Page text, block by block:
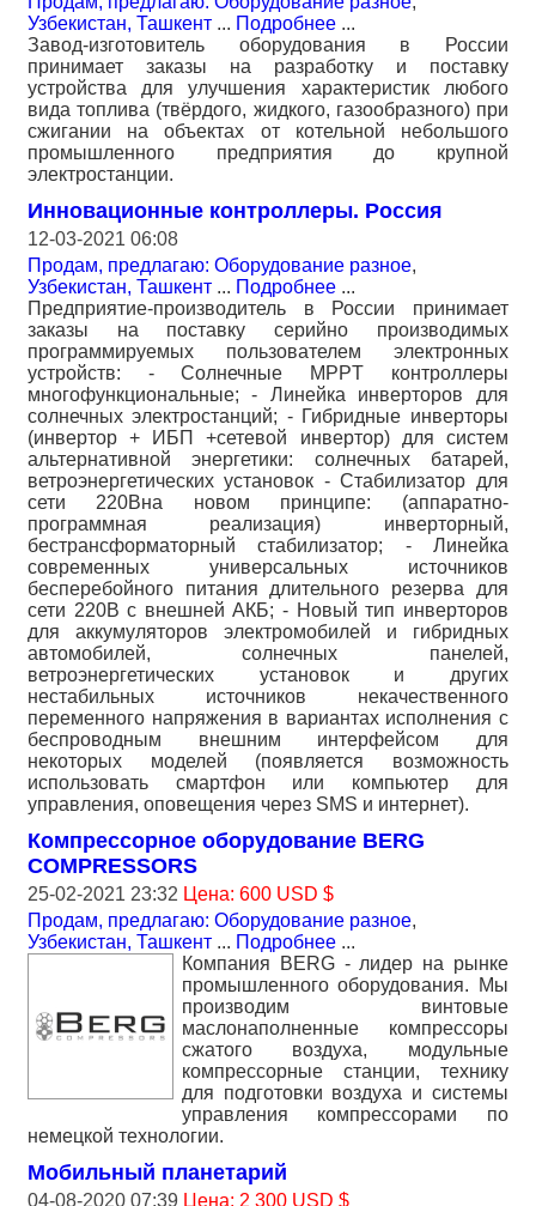
Узбекистан, Ташкент ... Подробнее ...
Завод-изготовитель оборудования в России
принимает заказы на разработку и поставку
устройства для улучшения характеристик любого
вида топлива (твёрдого, жидкого, газообразного) при
сжигании на объектах от котельной небольшого
промышленного предприятия до крупной
электростанции.
Инновационные контроллеры. Россия
12-03-2021 06:08
Продам, предлагаю: Оборудование разное,
Узбекистан, Ташкент ... Подробнее ...
Предприятие-производитель в России принимает
заказы на поставку серийно производимых
программируемых пользователем электронных
устройств: - Солнечные MPPT контроллеры
многофункциональные; - Линейка инверторов для
солнечных электростанций; - Гибридные инверторы
(инвертор + ИБП +сетевой инвертор) для систем
альтернативной энергетики: солнечных батарей,
ветроэнергетических установок - Стабилизатор для
сети 220Вна новом принципе: (аппаратно-
программная реализация) инверторный,
бестрансформаторный стабилизатор; - Линейка
современных универсальных источников
бесперебойного питания длительного резерва для
сети 220В с внешней АКБ; - Новый тип инверторов
для аккумуляторов электромобилей и гибридных
автомобилей, солнечных панелей,
ветроэнергетических установок и других
нестабильных источников некачественного
переменного напряжения в вариантах исполнения с
беспроводным внешним интерфейсом для
некоторых моделей (появляется возможность
использовать смартфон или компьютер для
управления, оповещения через SMS и интернет).
Компрессорное оборудование BERG
COMPRESSORS
25-02-2021 23:32 Цена: 600 USD $
Продам, предлагаю: Оборудование разное,
Узбекистан, Ташкент ... Подробнее ...
Компания BERG - лидер на рынке
промышленного оборудования. Мы
производим винтовые
маслонаполненные компрессоры
сжатого воздуха, модульные
компрессорные станции, технику
для подготовки воздуха и системы
управления компрессорами по
немецкой технологии.
Мобильный планетарий
04-08-2020 07:39 Цена: 2 300 USD $